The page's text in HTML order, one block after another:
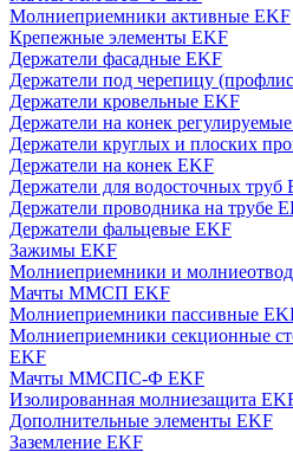
Молниеприемники активные EKF
Крепежные элементы EKF
Держатели фасадные EKF
Держатели под черепицу
Держатели кровельные EKF
Держатели на конек
Держатели круглых и плоских
Держатели на конек EKF
Держатели для водосточных труб
Держатели проводника на трубе
Держатели фальцевые EKF
Зажимы EKF
Молниеприемники и
Мачты ММСП EKF
Молниеприемники пассивные
Молниеприемники секционные
EKF
Мачты ММСПС-Ф EKF
Изолированная молниезащита
Дополнительные элементы EKF
Заземление EKF